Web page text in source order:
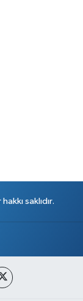
saklıdır.